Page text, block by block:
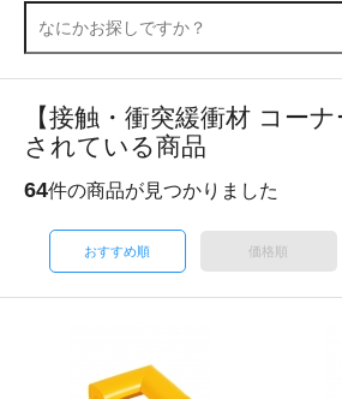
【接触・衝突緩衝材 コー
されている商品
64件の商品が見つかりました
おすすめ順 価格順